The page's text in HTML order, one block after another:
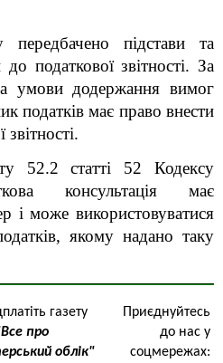
підстави та
податкової звітності. За
умови додержання вимог
податків має право внести
52.2 статті 52 Кодексу
консультація має
і може використовуватися
якому надано таку
газету
про
облік"
Приєднуйтесь
до нас у
соцмережах: